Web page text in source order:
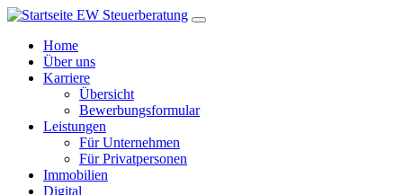
Home
Über uns
Karriere
Übersicht
Bewerbungsformular
Leistungen
Für Unternehmen
Für Privatpersonen
Immobilien
Digital